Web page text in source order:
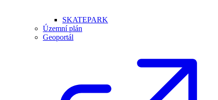
SKATEPARK
Územní plán
Geoportál